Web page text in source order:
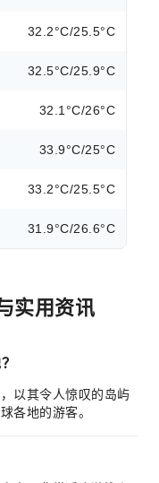
32.2°C/25.5°C
32.5°C/25.9°C
32.1°C/26°C
33.9°C/25°C
33.2°C/25.5°C
31.9°C/26.6°C
实用资讯
以其令人惊叹的岛屿
各地的游客。